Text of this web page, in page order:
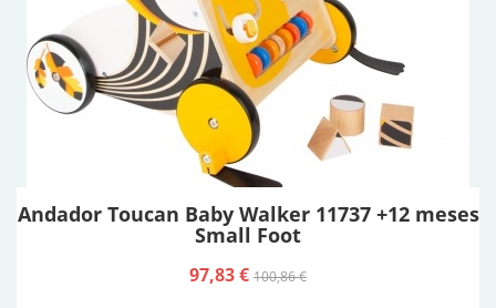
Andador Toucan Baby Walker 11737 +12 meses
Small Foot
97,83 € 100,86 €